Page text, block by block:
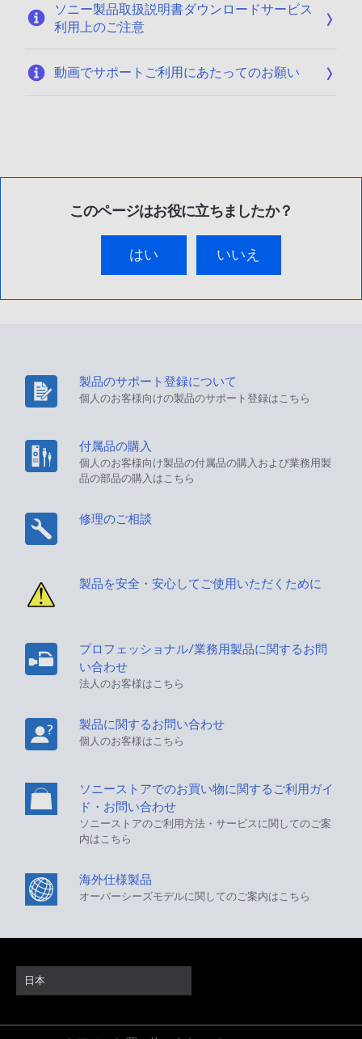
1
ソニー製品取扱説明書ダウンロードサービス
利用上のご注意
動画でサポートご利用にあたってのお願い
このページはお役に立ちましたか？
はい いいえ
製品のサポート登録について
個人のお客様向けの製品のサポート登録はこちら
付属品の購入
個人のお客様向け製品の付属品の購入および業務用製
品の部品の購入はこちら
修理のご相談
製品を安全・安心してご使用いただくために
プロフェッショナル/業務用製品に関するお問
い合わせ
法人のお客様はこちら
製品に関するお問い合わせ
個人のお客様はこちら
ソニーストアでのお買い物に関するご利用ガイ
ド・お問い合わせ
ソニーストアのご利用方法・サービスに関してのご案
内はこちら
海外仕様製品
オーバーシーズモデルに関してのご案内はこちら
日本